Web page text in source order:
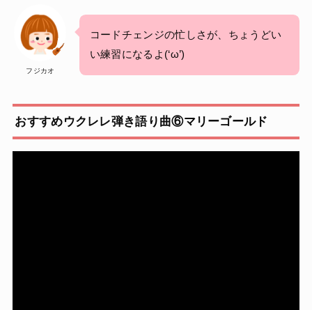
フジカオ
コードチェンジの忙しさが、ちょうどい
い練習になるよ(‘ω’)
おすすめウクレレ弾き語り曲⑥マリーゴールド